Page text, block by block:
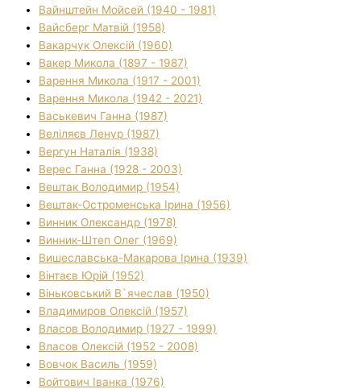
Вайнштейн Мойсей (1940 - 1981)
Вайсберг Матвій (1958)
Вакарчук Олексій (1960)
Вакер Микола (1897 - 1987)
Варення Микола (1917 - 2001)
Варення Микола (1942 - 2021)
Васькевич Ганна (1987)
Веліляєв Ленур (1987)
Вергун Наталія (1938)
Верес Ганна (1928 - 2003)
Вештак Володимир (1954)
Вештак-Остроменська Ірина (1956)
Винник Олександр (1978)
Винник-Штеп Олег (1969)
Вишеславська-Макарова Ірина (1939)
Вінтаєв Юрій (1952)
Віньковський В`ячеслав (1950)
Владимиров Олексій (1957)
Власов Володимир (1927 - 1999)
Власов Олексій (1952 - 2008)
Вовчок Василь (1959)
Войтович Іванка (1976)